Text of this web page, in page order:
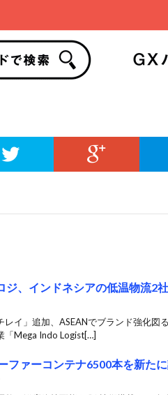
ジ、インドネシアの低温物流2
レイ」追加、ASEANでブランド強化
「Mega Indo Logist[…]
ファーコンテナ6500本を新た